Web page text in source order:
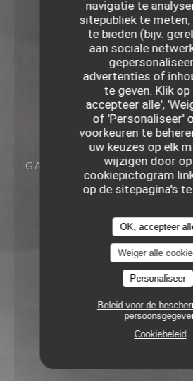
navigatie te
sitepubliek te
te bieden (bijv.
aan sociale
advertenties of
te geven. Klik op
accepteer alle',
of 'Personaliseer'
voorkeuren te
uw keuzes op elk
wijzigen door
cookiepictogram
op de sitepagina's te
OK, accepteer
Weiger alle
Personaliseer
Beleid voor de
Cookiebeleid
GASTRONOMISCH
LA MONNAIE